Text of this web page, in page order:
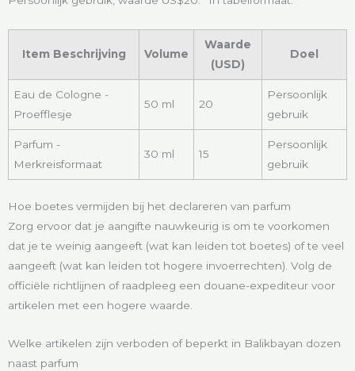
Item Beschrijving Volume
Waarde
(USD)
Doel
Eau de Cologne -
Proefflesje
50 ml 20
Persoonlijk
gebruik
Parfum -
Merkreisformaat
30 ml 15
Persoonlijk
gebruik
Hoe boetes vermijden bij het declareren van parfum
Zorg ervoor dat je aangifte nauwkeurig is om te voorkomen
dat je te weinig aangeeft (wat kan leiden tot boetes) of te veel
aangeeft (wat kan leiden tot hogere invoerrechten). Volg de
officiële richtlijnen of raadpleeg een douane-expediteur voor
artikelen met een hogere waarde.
Welke artikelen zijn verboden of beperkt in Balikbayan dozen
naast parfum